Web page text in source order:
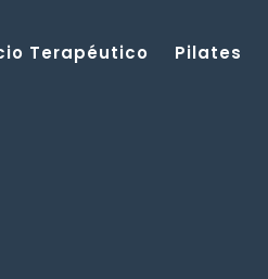
Terapéutico Pilates